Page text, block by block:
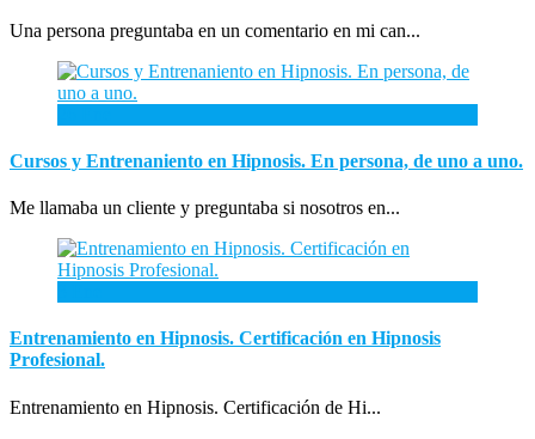
Una persona preguntaba en un comentario en mi can...
Cursos y Entrenaniento en Hipnosis. En persona, de uno a uno.
Me llamaba un cliente y preguntaba si nosotros en...
Entrenamiento en Hipnosis. Certificación en Hipnosis
Profesional.
Entrenamiento en Hipnosis. Certificación de Hi...